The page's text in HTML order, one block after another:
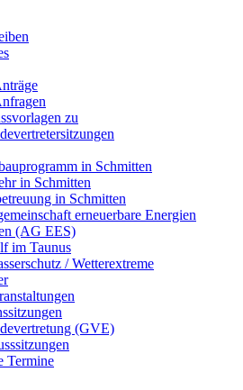
zu
in Schmitten
in Schmitten
in Schmitten
erneuerbare Energien
(AG EES)
im Taunus
/ Wetterextreme
(GVE)
Termine